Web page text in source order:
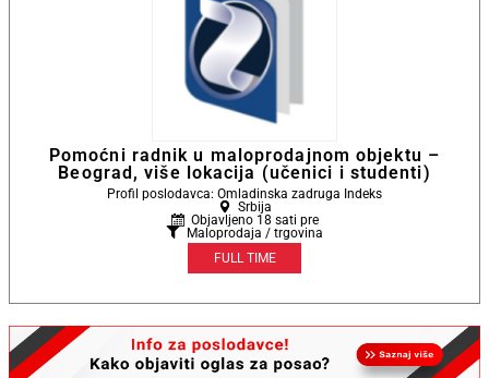
Pomoćni radnik u maloprodajnom objektu –
Beograd, više lokacija (učenici i studenti)
Profil poslodavca: Omladinska zadruga Indeks
Srbija
Objavljeno 18 sati pre
Maloprodaja / trgovina
FULL TIME